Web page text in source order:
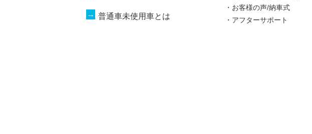
普通車未使用車とは
お客様の声/納車式
アフターサポート